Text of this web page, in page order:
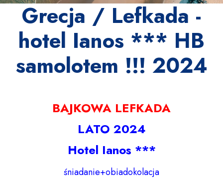
Grecja / Lefkada -
hotel Ianos *** HB
samolotem !!! 2024
BAJKOWA LEFKADA
LATO 2024
Hotel Ianos ***
śniadanie+obiadokolacja